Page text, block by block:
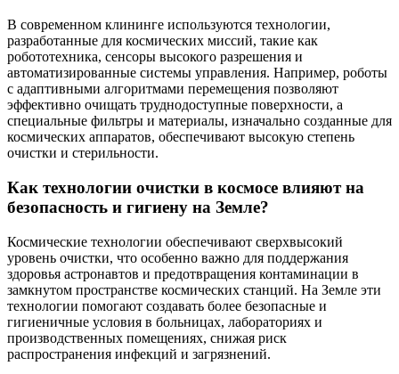
В современном клининге используются технологии,
разработанные для космических миссий, такие как
робототехника, сенсоры высокого разрешения и
автоматизированные системы управления. Например, роботы
с адаптивными алгоритмами перемещения позволяют
эффективно очищать труднодоступные поверхности, а
специальные фильтры и материалы, изначально созданные для
космических аппаратов, обеспечивают высокую степень
очистки и стерильности.
Как технологии очистки в космосе влияют на
безопасность и гигиену на Земле?
Космические технологии обеспечивают сверхвысокий
уровень очистки, что особенно важно для поддержания
здоровья астронавтов и предотвращения контаминации в
замкнутом пространстве космических станций. На Земле эти
технологии помогают создавать более безопасные и
гигиеничные условия в больницах, лабораториях и
производственных помещениях, снижая риск
распространения инфекций и загрязнений.